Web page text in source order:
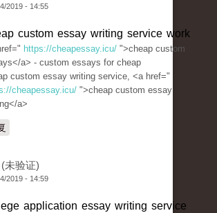
2019 - 14:55
custom essay writing service work
https://cheapessay.icu/ ">cheap custom
a> - custom essays for cheap
custom essay writing service, <a href="
cheapessay.icu/ ">cheap custom essay
a>
未验证)
2019 - 14:59
application essay writing service